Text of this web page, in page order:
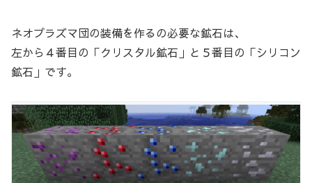
ネオプラズマ団の装備を作るの必要な鉱石は、
左から４番目の「クリスタル鉱石」と５番目の「シリコン
鉱石」です。